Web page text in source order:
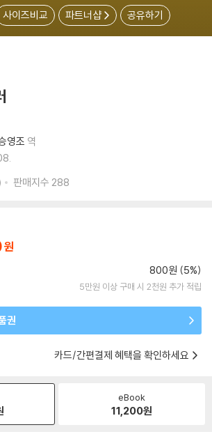
사이즈비교 파트너샵 공유하기
영조 역
판매지수 288
800원 (5%)
5만원 이상 구매 시 2천원 추가 적립
권
카드/간편결제 혜택을 확인하세요
eBook
11,200원